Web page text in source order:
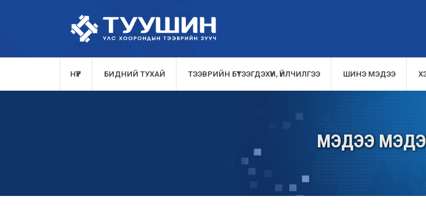
НҮҮР БИДНИЙ ТУХАЙ ТЭЭВРИЙН БҮТЭЭГДЭХҮҮН, ҮЙЛЧИЛГЭЭ ШИНЭ МЭДЭЭ
МЭДЭЭ